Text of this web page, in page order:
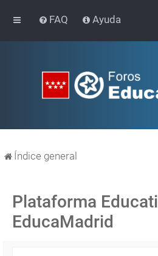
FAQ Ayuda
Índice general
Plataforma
EducaMadrid